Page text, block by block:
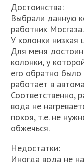
Достоинства:
Выбрали данную
работник Мосгаза.
У колонки низкая
Для меня
колонки, у
его обратно было
работает в
Соответственно,
вода не
покоя, т.е. не
обжечься.
Недостатки:
Иногда вода не